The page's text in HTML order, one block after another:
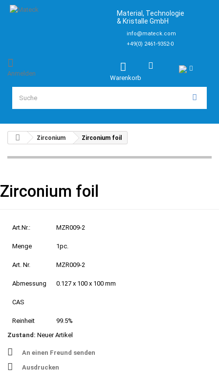
Material, Technologie
& Kristalle GmbH
info@mateck.com
+49(0) 2461-9352-0
Warenkorb
Anmelden
Zirconium Zirconium foil
Zirconium foil
Art.Nr.: MZR009-2
Menge 1pc.
Art. Nr. MZR009-2
Abmessung 0.127 x 100 x 100 mm
CAS
Reinheit
99.5%
Zustand: Neuer Artikel
An einen Freund senden
Ausdrucken